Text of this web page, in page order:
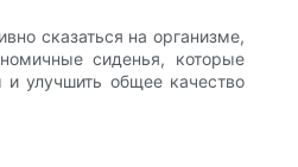
сказаться на организме,
сиденья, которые
и улучшить общее качество